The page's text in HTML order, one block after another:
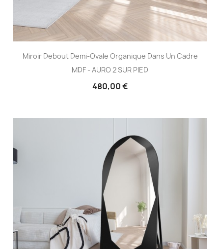
Miroir Debout Demi-Ovale Organique Dans Un Cadre
MDF - AURO 2 SUR PIED
480,00 €